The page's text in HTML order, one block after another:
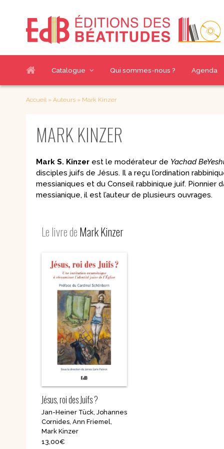
Catalogue
Nos sélections
Index des auteurs
Notre catalogue
Thématiques livres
spirituel
Couple et famille
Evangélisation et
mission
Jeunes & BD
Judaïsme
Pour
Prière et Méditations
Questions
Nouvelles
Témoignages
Vie communautaire et
vie consacrée
Ecologie
Qui sommes-nous ? Agenda
Accueil» Auteurs» Mark Kinzer
MARK KINZER
Mark S. Kinzerest le modérateur de Yachad
disciples juifs de Jésus. Il a reçu l’ordination
messianiques et du Conseil rabbinique juif.
messianique, il est l’auteur de plusieurs ouvrages.
Le livre deMark Kinzer
Jésus, roi des Juifs ?
Jan-Heiner Tück, Johannes
Cornides, Ann Friemel,
Mark Kinzer
13,00€